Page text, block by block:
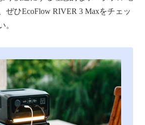
ぜひEcoFlow RIVER 3 Maxをチェッ
。